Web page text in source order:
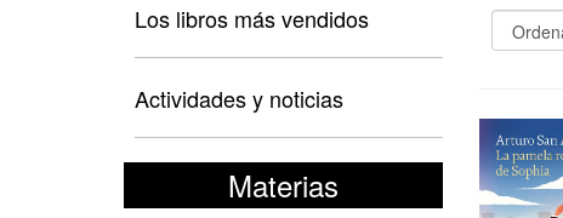
Los libros más vendidos
Actividades y noticias
Materias